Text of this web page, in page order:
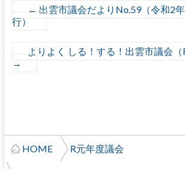
← 出雲市議会だよりNo.59（令和2
行）
よりよく しる！する！出雲市議会（
→
HOME R元年度議会